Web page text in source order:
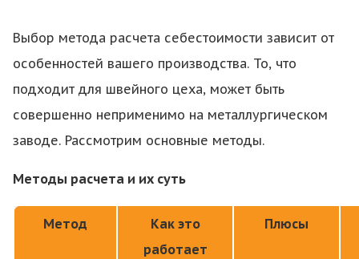
Выбор метода расчета себестоимости зависит от
особенностей вашего производства. То, что
подходит для швейного цеха, может быть
совершенно неприменимо на металлургическом
заводе. Рассмотрим основные методы.
Методы расчета и их суть
Метод
Как это
работает
Плюсы